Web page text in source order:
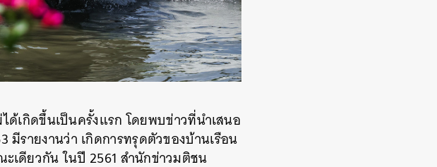
เกิดขึ้นเป็นครั้งแรก โดยพบข่าวที่นำเสนอ
รายงานว่า เกิดการทรุดตัวของบ้านเรือน
เดียวกัน ในปี 2561 สำนักข่าวมติชน